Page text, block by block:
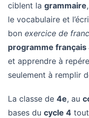
ciblent la grammaire
le vocabulaire et
bon exercice de
programme français
et apprendre à
seulement à remplir
La classe de 4e, au
bases du cycle 4